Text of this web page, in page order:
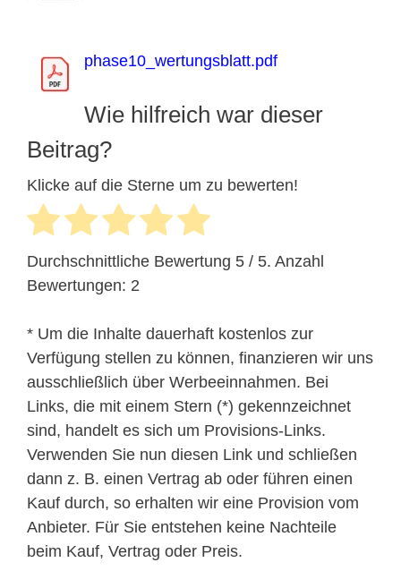
phase10_wertungsblatt.pdf
Wie hilfreich war dieser
Beitrag?
Klicke auf die Sterne um zu bewerten!
Durchschnittliche Bewertung 5 / 5. Anzahl
Bewertungen: 2
* Um die Inhalte dauerhaft kostenlos zur
Verfügung stellen zu können, finanzieren wir uns
ausschließlich über Werbeeinnahmen. Bei
Links, die mit einem Stern (*) gekennzeichnet
sind, handelt es sich um Provisions-Links.
Verwenden Sie nun diesen Link und schließen
dann z. B. einen Vertrag ab oder führen einen
Kauf durch, so erhalten wir eine Provision vom
Anbieter. Für Sie entstehen keine Nachteile
beim Kauf, Vertrag oder Preis.